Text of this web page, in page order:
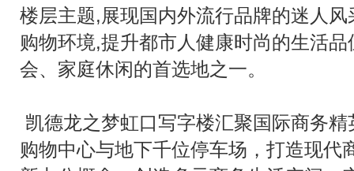
楼层主题,展现国内外流行品牌的迷人
购物环境,提升都市人健康时尚的生活
会、家庭休闲的首选地之一。
凯德龙之梦虹口写字楼汇聚国际商务
购物中心与地下千位停车场，打造现代